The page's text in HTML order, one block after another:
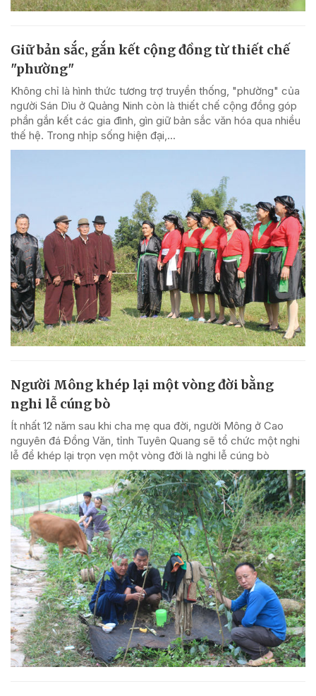
Giữ bản sắc, gắn kết cộng đồng từ thiết chế
"phường"
Không chỉ là hình thức tương trợ truyền thống, "phường" của
người Sán Dìu ở Quảng Ninh còn là thiết chế cộng đồng góp
phần gắn kết các gia đình, gìn giữ bản sắc văn hóa qua nhiều
thế hệ. Trong nhịp sống hiện đại,...
Người Mông khép lại một vòng đời bằng
nghi lễ cúng bò
Ít nhất 12 năm sau khi cha mẹ qua đời, người Mông ở Cao
nguyên đá Đồng Văn, tỉnh Tuyên Quang sẽ tổ chức một nghi
lễ để khép lại trọn vẹn một vòng đời là nghi lễ cúng bò